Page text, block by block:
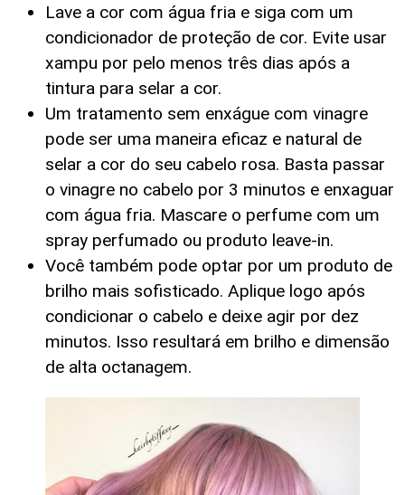
Lave a cor com água fria e siga com um
condicionador de proteção de cor. Evite usar
xampu por pelo menos três dias após a
tintura para selar a cor.
Um tratamento sem enxágue com vinagre
pode ser uma maneira eficaz e natural de
selar a cor do seu cabelo rosa. Basta passar
o vinagre no cabelo por 3 minutos e enxaguar
com água fria. Mascare o perfume com um
spray perfumado ou produto leave-in.
Você também pode optar por um produto de
brilho mais sofisticado. Aplique logo após
condicionar o cabelo e deixe agir por dez
minutos. Isso resultará em brilho e dimensão
de alta octanagem.